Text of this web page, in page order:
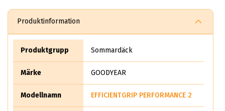
Produktinformation
Produktgrupp Sommardäck
Märke GOODYEAR
Modellnamn EFFICIENTGRIP PERFORMANCE 2